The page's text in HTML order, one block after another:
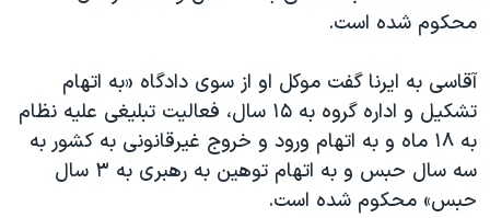
تریبونال مردمی آبان ۹۸
چهل سال گروگان‌گیری
قانون شفافیت دارائی کادر رهبری ایران
اعتراضات مردمی آبان ۹۸
اسرائیل در جنگ
محکوم شده است.
آقاسی به ایرنا گفت موکل او از سوی دادگاه «به اتهام
تشکیل و اداره گروه به ۱۵ سال، فعالیت تبلیغی علیه نظام
به ۱۸ ماه و به اتهام ورود و خروج غیرقانونی به کشور به
سه سال حبس و به اتهام توهین به رهبری به ۳ سال
حبس» محکوم شده است.